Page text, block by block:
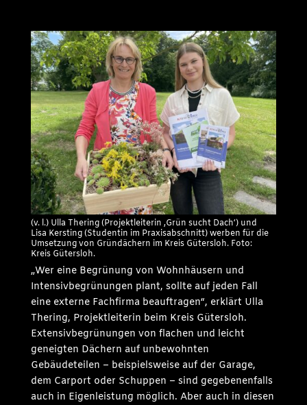
(v. l.) Ulla Thering (Projektleiterin ‚Grün sucht Dach‘) und
Lisa Kersting (Studentin im Praxisabschnitt) werben für die
Umsetzung von Gründächern im Kreis Gütersloh. Foto:
Kreis Gütersloh.
„Wer eine Begrünung von Wohnhäusern und
Intensivbegrünungen plant, sollte auf jeden Fall
eine externe Fachfirma beauftragen“, erklärt Ulla
Thering, Projektleiterin beim Kreis Gütersloh.
Extensivbegrünungen von flachen und leicht
geneigten Dächern auf unbewohnten
Gebäudeteilen – beispielsweise auf der Garage,
dem Carport oder Schuppen – sind gegebenenfalls
auch in Eigenleistung möglich. Aber auch in diesen